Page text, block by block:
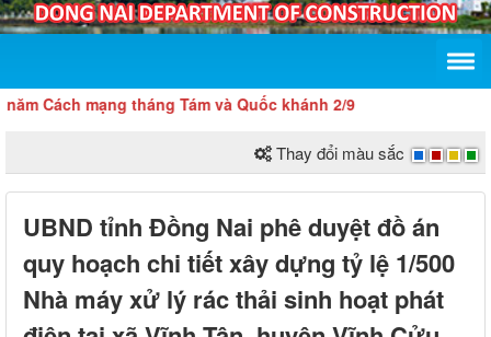
mạng tháng Tám và Quốc khánh 2/9
Thay đổi màu sắc
UBND tỉnh Đồng Nai phê duyệt đồ án
quy hoạch chi tiết xây dựng tỷ lệ 1/500
Nhà máy xử lý rác thải sinh hoạt phát